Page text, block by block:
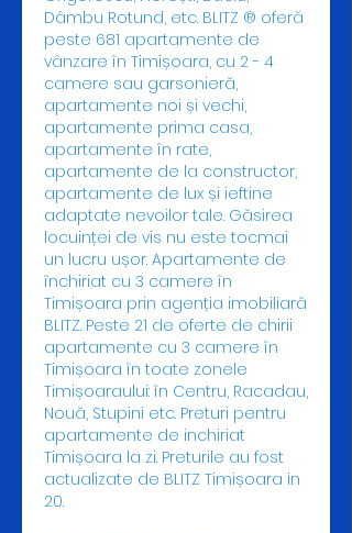
Dâmbu Rotund, etc. BLITZ ® oferă
peste 681 apartamente de
vânzare în Timișoara, cu 2 - 4
camere sau garsonieră,
apartamente noi și vechi,
apartamente prima casa,
apartamente în rate,
apartamente de la constructor,
apartamente de lux și ieftine
adaptate nevoilor tale. Găsirea
locuinței de vis nu este tocmai
un lucru ușor. Apartamente de
închiriat cu 3 camere în
Timișoara prin agenția imobiliară
BLITZ. Peste 21 de oferte de chirii
apartamente cu 3 camere în
Timișoara în toate zonele
Timișoaraului: în Centru, Racadau,
Nouă, Stupini etc. Preturi pentru
apartamente de inchiriat
Timișoara la zi. Preturile au fost
actualizate de BLITZ Timișoara in
20.